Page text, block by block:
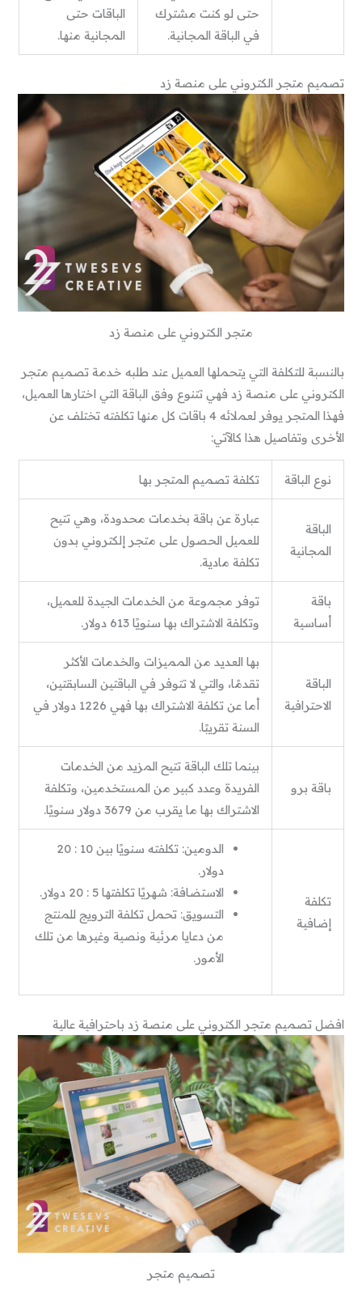
حتى لو كنت مشترك
في الباقة المجانية.
الباقات حتى
المجانية منها.
تصميم متجر الكتروني على منصة زد
متجر الكتروني على منصة زد
بالنسبة للتكلفة التي يتحملها العميل عند طلبه خدمة تصميم متجر
الكتروني على منصة زد فهي تتنوع وفق الباقة التي اختارها العميل،
فهذا المتجر يوفر لعملائه 4 باقات كل منها تكلفته تختلف عن
الأخرى وتفاصيل هذا كالآتي:
نوع الباقة تكلفة تصميم المتجر بها
الباقة
المجانية
عبارة عن باقة بخدمات محدودة، وهي تتيح
للعميل الحصول على متجر إلكتروني بدون
تكلفة مادية.
باقة
أساسية
توفر مجموعة من الخدمات الجيدة للعميل،
وتكلفة الاشتراك بها سنويًا 613 دولار.
الباقة
الاحترافية
بها العديد من المميزات والخدمات الأكثر
تقدمًا، والتي لا تتوفر في الباقتين السابقتين،
أما عن تكلفة الاشتراك بها فهي 1226 دولار في
السنة تقريبًا.
باقة برو
بينما تلك الباقة تتيح المزيد من الخدمات
الفريدة وعدد كبير من المستخدمين، وتكلفة
الاشتراك بها ما يقرب من 3679 دولار سنويًا.
تكلفة
إضافية
الدومين: تكلفته سنويًا بين 10 : 20
دولار.
الاستضافة: شهريًا تكلفتها 5 : 20 دولار.
التسويق: تحمل تكلفة الترويج للمنتج
من دعايا مرئية ونصية وغيرها من تلك
الأمور.
افضل تصميم متجر الكتروني على منصة زد باحترافية عالية
تصميم متجر